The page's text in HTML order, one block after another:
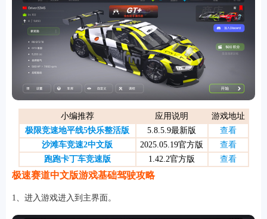
小编推荐 应用说明
游戏地址
极限竞速地平线5快乐整活版
5.8.5.9最新版
查看
沙滩车竞速2中文版
2025.05.19官方版
查看
跑跑卡丁车竞速版
1.42.2官方版 查看
极速赛道中文版游戏基础驾驶攻略
1、进入游戏进入到主界面。